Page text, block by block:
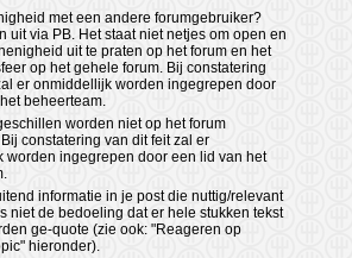
met een andere forumgebruiker?
uit via PB. Het staat niet netjes om open en
uit te praten op het forum en het
op het gehele forum. Bij constatering
er onmiddellijk worden ingegrepen door
beheerteam.
worden niet op het forum
constatering van dit feit zal er
worden ingegrepen door een lid van het
informatie in je post die nuttig/relevant
niet de bedoeling dat er hele stukken tekst
ge-quote (zie ook: "Reageren op
hieronder).